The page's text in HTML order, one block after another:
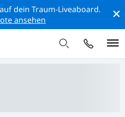
dein Traum-Liveaboard.
ansehen